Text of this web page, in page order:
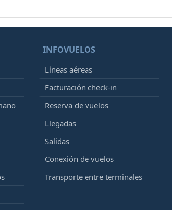
INFOVUELOS
Líneas aéreas
Facturación check-in
Reserva de vuelos
Llegadas
Salidas
Conexión de vuelos
Transporte entre terminales